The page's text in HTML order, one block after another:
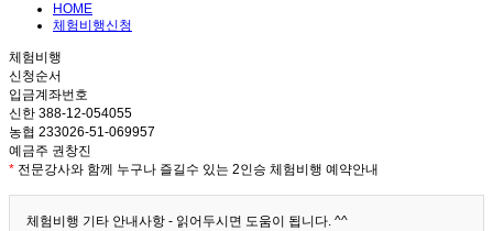
HOME
체험비행신청
체험비행
신청순서
입금계좌번호
신한 388-12-054055
농협 233026-51-069957
예금주 권창진
* 전문강사와 함께 누구나 즐길수 있는 2인승 체험비행 예약안내
체험비행 기타 안내사항 - 읽어두시면 도움이 됩니다. ^^